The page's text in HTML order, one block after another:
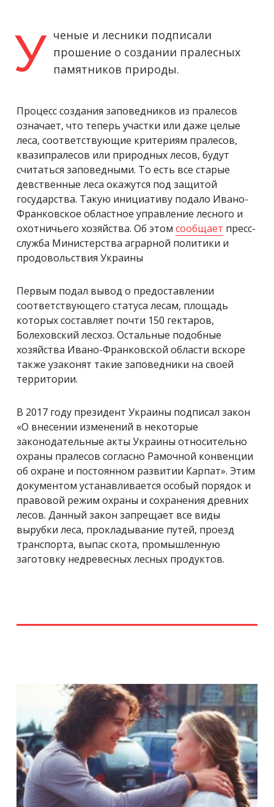
У ченые и лесники подписали
прошение о создании пралесных
памятников природы.
Процесс создания заповедников из пралесов
означает, что теперь участки или даже целые
леса, соответствующие критериям пралесов,
квазипралесов или природных лесов, будут
считаться заповедными. То есть все старые
девственные леса окажутся под защитой
государства. Такую инициативу подало Ивано-
Франковское областное управление лесного и
охотничьего хозяйства. Об этом сообщает пресс-
служба Министерства аграрной политики и
продовольствия Украины
Первым подал вывод о предоставлении
соответствующего статуса лесам, площадь
которых составляет почти 150 гектаров,
Болеховский лесхоз. Остальные подобные
хозяйства Ивано-Франковской области вскоре
также узаконят такие заповедники на своей
территории.
В 2017 году президент Украины подписал закон
«О внесении изменений в некоторые
законодательные акты Украины относительно
охраны пралесов согласно Рамочной конвенции
об охране и постоянном развитии Карпат». Этим
документом устанавливается особый порядок и
правовой режим охраны и сохранения древних
лесов. Данный закон запрещает все виды
вырубки леса, прокладывание путей, проезд
транспорта, выпас скота, промышленную
заготовку недревесных лесных продуктов.